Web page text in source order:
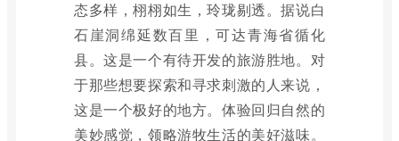
态多样，栩栩如生，玲珑剔透。据说白
石崖洞绵延数百里，可达青海省循化
县。这是一个有待开发的旅游胜地。对
于那些想要探索和寻求刺激的人来说，
这是一个极好的地方。体验回归自然的
美妙感觉，领略游牧生活的美好滋味。